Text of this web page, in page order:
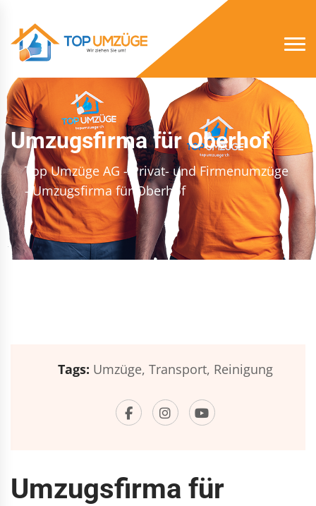
Umzugsfirma für Oberhof
Top Umzüge AG - Privat- und Firmenumzüge
- Umzugsfirma für Oberhof
Tags: Umzüge, Transport, Reinigung
Umzugsfirma für